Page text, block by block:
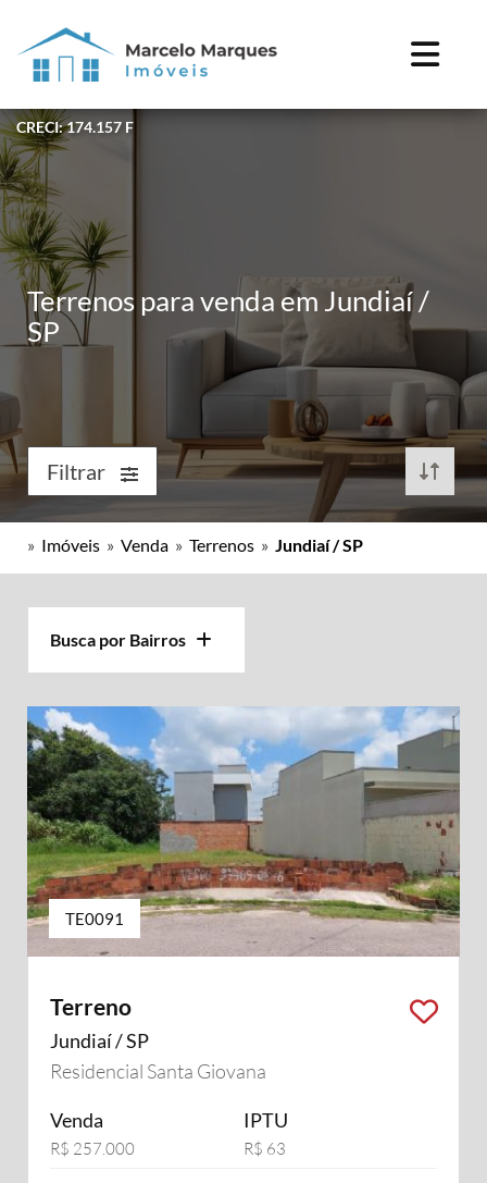
CRECI: 174.157 F
Terrenos para venda em Jundiaí /
SP
Filtrar
» Imóveis » Venda » Terrenos » Jundiaí / SP
Busca por Bairros
TE0091
Terreno
Jundiaí / SP
Residencial Santa Giovana
Venda
R$ 257.000
IPTU
R$ 63